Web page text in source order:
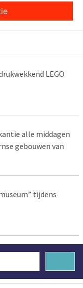
LEGO
alle middagen
gebouwen van
tijdens